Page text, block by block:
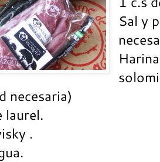
Sal y
necesaria)
laurel.
.